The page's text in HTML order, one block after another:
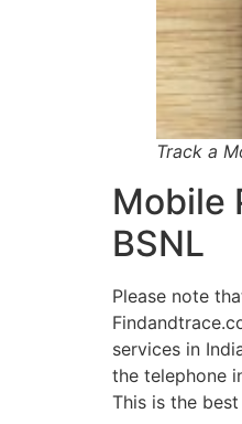
Track a
Mobile
BSNL
Please note
services in
the telephone
This is the